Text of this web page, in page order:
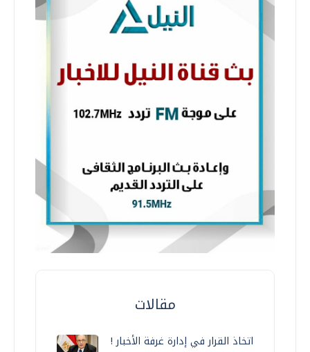
مقالات
اتخاذ القرار في إدارة غرفة الأخبار !